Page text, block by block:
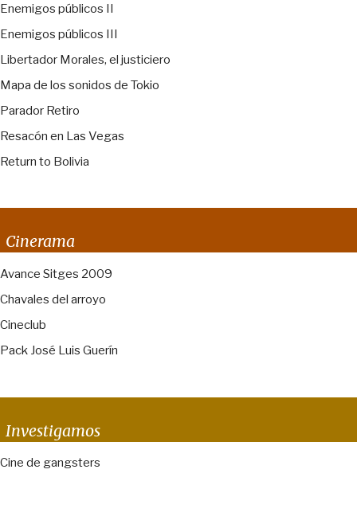
Enemigos públicos II
Enemigos públicos III
Libertador Morales, el justiciero
Mapa de los sonidos de Tokio
Parador Retiro
Resacón en Las Vegas
Return to Bolivia
Cinerama
Avance Sitges 2009
Chavales del arroyo
Cineclub
Pack José Luis Guerín
Investigamos
Cine de gangsters